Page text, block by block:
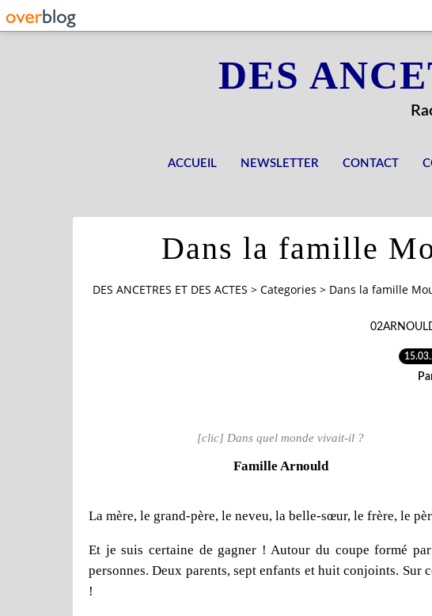
DES
ACCUEIL NEWSLETTER CONTACT
Dans la famille
DES ANCETRES ET DES ACTES > Categories > Dans la famille
[clic] Dans quel monde vivait-il ?
Famille Arnould
La mère, le grand-père, le neveu, la belle-sœur, le frère, le
Et je suis certaine de gagner ! Autour du coupe formé par
personnes. Deux parents, sept enfants et huit conjoints. Sur
!